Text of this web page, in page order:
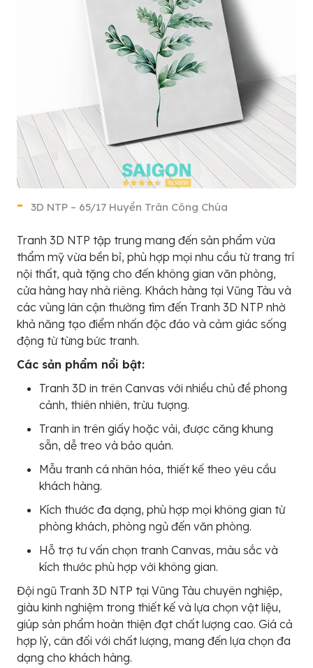
3D NTP – 65/17 Huyền Trân Công Chúa
Tranh 3D NTP tập trung mang đến sản phẩm vừa
thẩm mỹ vừa bền bỉ, phù hợp mọi nhu cầu từ trang trí
nội thất, quà tặng cho đến không gian văn phòng,
cửa hàng hay nhà riêng. Khách hàng tại Vũng Tàu và
các vùng lân cận thường tìm đến Tranh 3D NTP nhờ
khả năng tạo điểm nhấn độc đáo và cảm giác sống
động từ từng bức tranh.
Các sản phẩm nổi bật:
Tranh 3D in trên Canvas với nhiều chủ đề phong
cảnh, thiên nhiên, trừu tượng.
Tranh in trên giấy hoặc vải, được căng khung
sẵn, dễ treo và bảo quản.
Mẫu tranh cá nhân hóa, thiết kế theo yêu cầu
khách hàng.
Kích thước đa dạng, phù hợp mọi không gian từ
phòng khách, phòng ngủ đến văn phòng.
Hỗ trợ tư vấn chọn tranh Canvas, màu sắc và
kích thước phù hợp với không gian.
Đội ngũ Tranh 3D NTP tại Vũng Tàu chuyên nghiệp,
giàu kinh nghiệm trong thiết kế và lựa chọn vật liệu,
giúp sản phẩm hoàn thiện đạt chất lượng cao. Giá cả
hợp lý, cân đối với chất lượng, mang đến lựa chọn đa
dạng cho khách hàng.